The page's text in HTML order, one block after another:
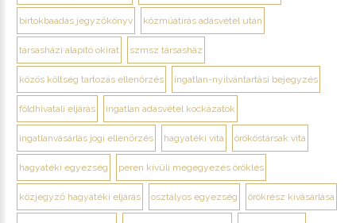
birtokbaadás jegyzőkönyv közműátírás adásvétel után
társasházi alapító okirat szmsz társasház
közös költség tartozás ellenőrzés ingatlan-nyilvántartási bejegyzés
földhivatali eljárás ingatlan adásvétel kockázatok
ingatlanvásárlás jogi ellenőrzés hagyatéki vita örököstársak vita
hagyatéki egyezség peren kívüli megegyezés öröklés
közjegyző hagyatéki eljárás osztályos egyezség örökrész kivásárlása